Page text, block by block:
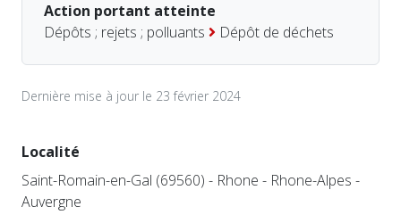
Action portant atteinte
Dépôts ; rejets ; polluants
Dépôt de déchets
Dernière mise à jour le 23 février 2024
Localité
Saint-Romain-en-Gal (69560) - Rhone - Rhone-Alpes -
Auvergne